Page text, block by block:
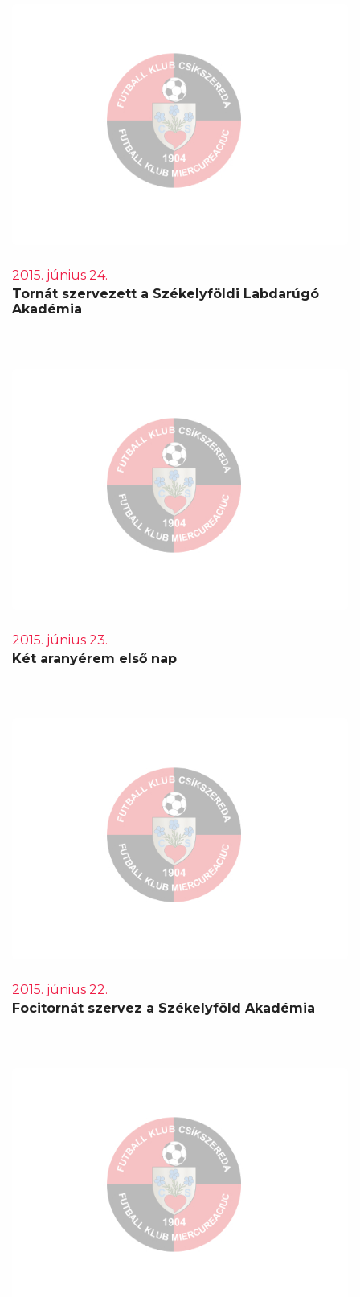
2015. június 24.
Tornát szervezett a Székelyföldi Labdarúgó
Akadémia
2015. június 23.
Két aranyérem első nap
2015. június 22.
Focitornát szervez a Székelyföld Akadémia